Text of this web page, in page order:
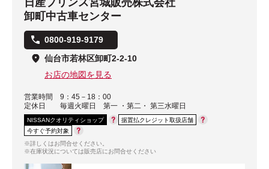
卸町中古車センター
0800-919-9179
仙台市若林区卸町2-2-10
お店の地図を見る
営業時間
9：45－18：00
定休日
毎週火曜日 第一 ・第二・ 第三水曜日
NISSANクオリティショップ
据置払クレジット取扱店舗
今すぐ予約対象
※詳しくはお問合せください。
※在庫状況については販売店にお問合せください